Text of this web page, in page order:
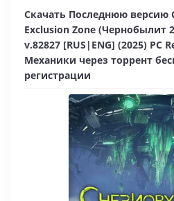
Скачать Последнюю версию
Exclusion Zone (Чернобылит
v.82827 [RUS|ENG] (2025) PC
Механики через торрент
регистрации